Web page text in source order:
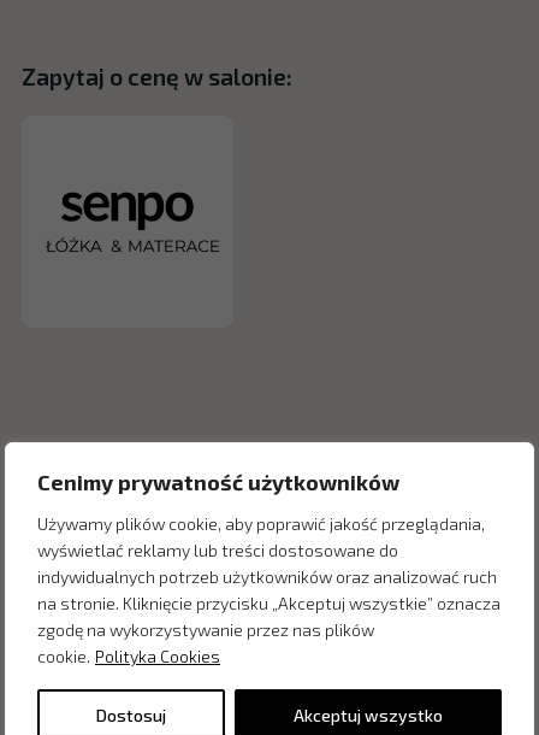
Cenimy prywatność użytkowników
Używamy plików cookie, aby poprawić jakość przeglądania,
wyświetlać reklamy lub treści dostosowane do
indywidualnych potrzeb użytkowników oraz analizować ruch
na stronie. Kliknięcie przycisku „Akceptuj wszystkie” oznacza
zgodę na wykorzystywanie przez nas plików
cookie. Polityka Cookies
Dostosuj Akceptuj wszystko
Zapytaj o cenę w salonie:
Inne produkty z kategorii